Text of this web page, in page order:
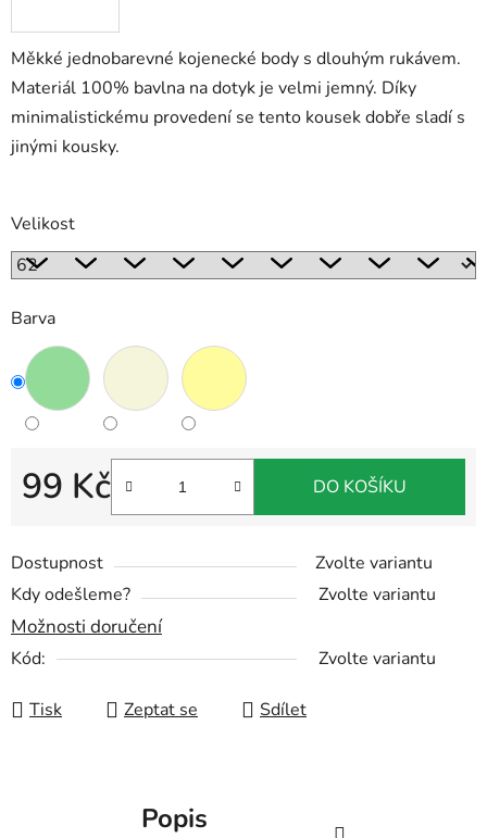
Měkké jednobarevné kojenecké body s dlouhým rukávem.
Materiál 100% bavlna na dotyk je velmi jemný. Díky
minimalistickému provedení se tento kousek dobře sladí s
jinými kousky.
Velikost
Barva
Dostupnost
Zvolte variantu
Kdy odešleme?
Zvolte variantu
Možnosti doručení
Kód: Zvolte variantu
99 Kč
Měrná cena:
DO KOŠÍKU
Tisk Zeptat se Sdílet
Popis